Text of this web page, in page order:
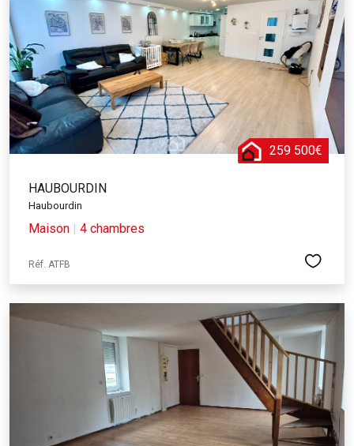
259 500€
HAUBOURDIN
Haubourdin
Maison | 4 chambres
Réf. ATFB